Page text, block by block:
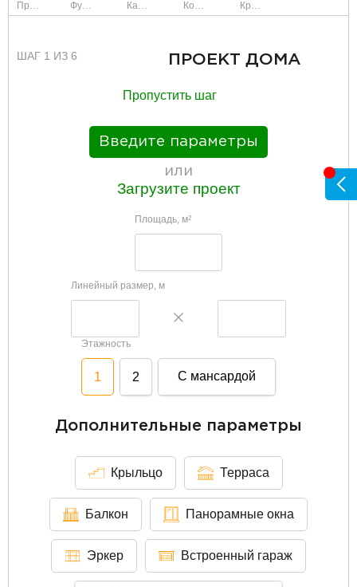
Проект Фундамент Каркас и стены Коммуникации Крыша
ШАГ 1 ИЗ 6 ПРОЕКТ ДОМА
Пропустить шаг
Введите параметры
или
Загрузите проект
Площадь, м2
Линейный размер, м
Этажность
1 2 С мансардой
Дополнительные параметры
Крыльцо Терраса
Балкон Панорамные окна
Эркер Встроенный гараж